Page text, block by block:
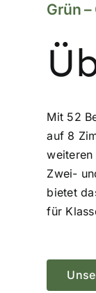
Grün
Mit 52
auf 8
Zwei-
bietet
für